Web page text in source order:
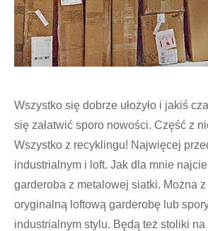
Wszystko się dobrze ułożyło i jakiś
się załatwić sporo nowości. Część z
Wszystko z recyklingu! Najwięcej
industrialnym i loft. Jak dla mnie
garderoba z metalowej siatki. Można z
oryginalną loftową garderobę lub
industrialnym stylu. Będą też stoliki na